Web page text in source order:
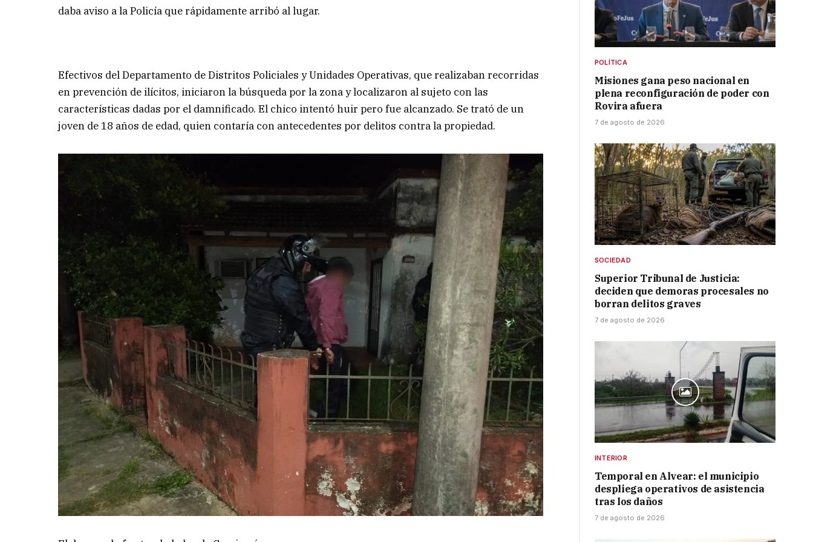
daba aviso a la Policía que rápidamente arribó al lugar.
Efectivos del Departamento de Distritos Policiales y Unidades Operativas, que realizaban recorridas
en prevención de ilícitos, iniciaron la búsqueda por la zona y localizaron al sujeto con las
características dadas por el damnificado. El chico intentó huir pero fue alcanzado. Se trató de un
joven de 18 años de edad, quien contaría con antecedentes por delitos contra la propiedad.
POLÍTICA
Misiones gana peso nacional en
plena reconfiguración de poder con
Rovira afuera
7 de agosto de 2026
SOCIEDAD
Superior Tribunal de Justicia:
deciden que demoras procesales no
borran delitos graves
7 de agosto de 2026
INTERIOR
Temporal en Alvear: el municipio
despliega operativos de asistencia
tras los daños
7 de agosto de 2026